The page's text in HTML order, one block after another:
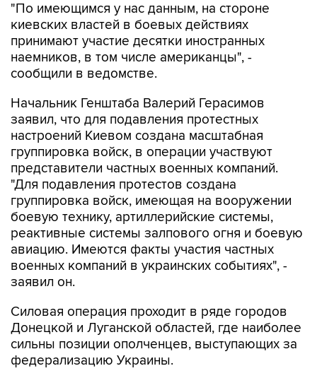
"По имеющимся у нас данным, на стороне
киевских властей в боевых действиях
принимают участие десятки иностранных
наемников, в том числе американцы", -
сообщили в ведомстве.
Начальник Генштаба Валерий Герасимов
заявил, что для подавления протестных
настроений Киевом создана масштабная
группировка войск, в операции участвуют
представители частных военных компаний.
"Для подавления протестов создана
группировка войск, имеющая на вооружении
боевую технику, артиллерийские системы,
реактивные системы залпового огня и боевую
авиацию. Имеются факты участия частных
военных компаний в украинских событиях", -
заявил он.
Силовая операция проходит в ряде городов
Донецкой и Луганской областей, где наиболее
сильны позиции ополченцев, выступающих за
федерализацию Украины.